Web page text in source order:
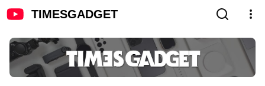
TIMESGADGET